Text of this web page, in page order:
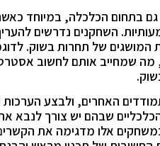
בתחום הכלכלה, במיוחד
השחקנים נדרשים
מה שמחייב אותם לחשוב
האחרים, ולבצע
שבהם יש צורך
אלו מדגימה את